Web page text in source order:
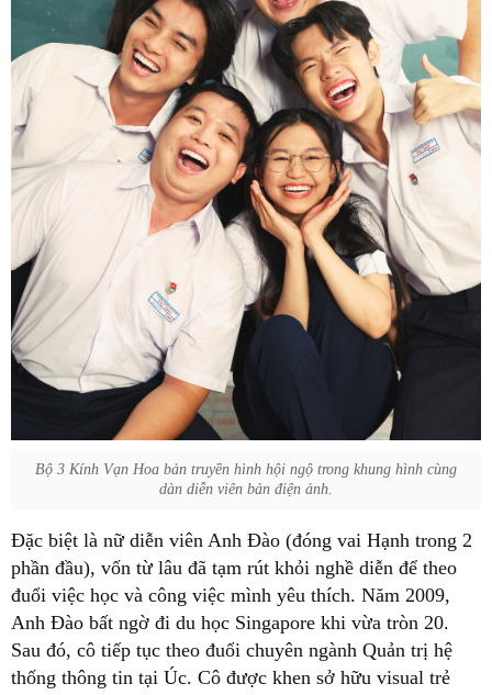
Bộ 3 Kính Vạn Hoa bản truyền hình hội ngộ trong khung hình cùng
dàn diễn viên bản điện ảnh.
Đặc biệt là nữ diễn viên Anh Đào (đóng vai Hạnh trong 2
phần đầu), vốn từ lâu đã tạm rút khỏi nghề diễn để theo
đuổi việc học và công việc mình yêu thích. Năm 2009,
Anh Đào bất ngờ đi du học Singapore khi vừa tròn 20.
Sau đó, cô tiếp tục theo đuổi chuyên ngành Quản trị hệ
thống thông tin tại Úc. Cô được khen sở hữu visual trẻ